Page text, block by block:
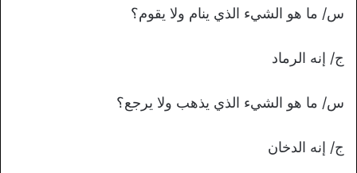
س/ ما هو الشيء الذي ينام ولا يقوم؟
ج/ إنه الرماد
س/ ما هو الشيء الذي يذهب ولا يرجع؟
ج/ إنه الدخان